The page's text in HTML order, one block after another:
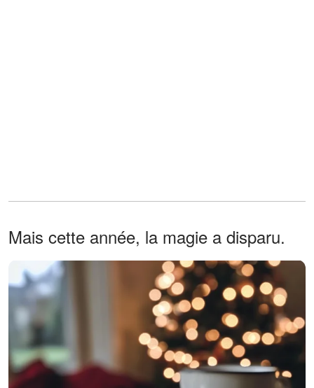
Mais cette année, la magie a disparu.